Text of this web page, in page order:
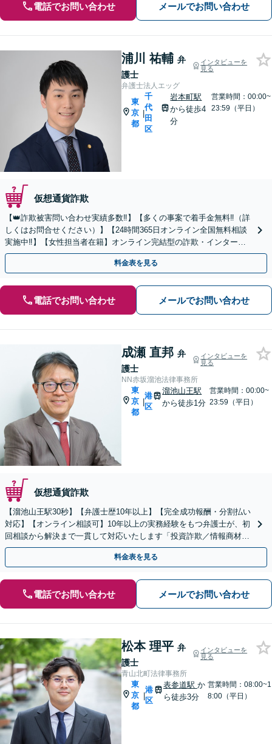
電話でお問い合わせ メールでお問い合わせ
浦川 祐輔 弁
護士
インタビューを
見る
弁護士法人エッグ
東
京
都
|
千
代
田
区
岩本町駅
から徒歩4
分
営業時間：00:00~
23:59（平日）
仮想通貨詐欺
【👑詐欺被害問い合わせ実績多数‼】【多くの事案で着手金無料‼（詳
しくはお問合せください）】【24時間365日オンライン全国無料相談
実施中‼】【女性担当者在籍】オンライン完結型の詐欺・インターネ
ット案件特化の弁護士法人です‼
料金表を見る
電話でお問い合わせ メールでお問い合わせ
成瀬 直邦 弁
護士
インタビューを
見る
NN赤坂溜池法律事務所
東
京
都
|
港
区
溜池山王駅
から徒歩1分
営業時間：00:00~
23:59（平日）
仮想通貨詐欺
【溜池山王駅30秒】【弁護士歴10年以上】【完全成功報酬・分割払い
対応】【オンライン相談可】10年以上の実務経験をもつ弁護士が、初
回相談から解決まで一貫して対応いたします「投資詐欺／情報商材詐
欺／架空請求／出会い系詐欺など」【休日夜間対応】
料金表を見る
電話でお問い合わせ メールでお問い合わせ
松本 理平 弁
護士
インタビューを
見る
青山北町法律事務所
東
京
都
|
港
区
表参道駅 か
ら徒歩3分
営業時間：08:00~1
8:00（平日）